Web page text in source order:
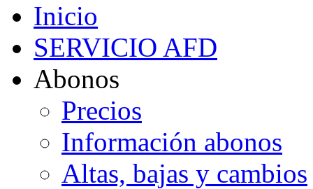
Inicio
SERVICIO AFD
Abonos
Precios
Información abonos
Altas, bajas y cambios